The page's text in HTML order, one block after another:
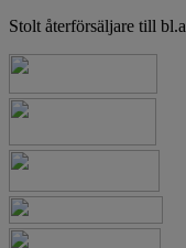
Stolt återförsäljare till bl.a